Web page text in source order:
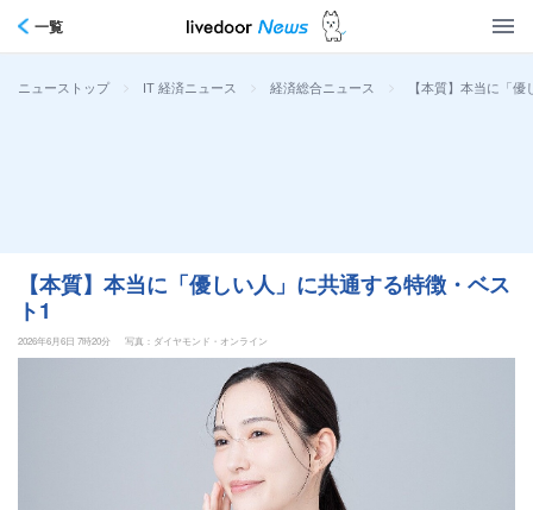
一覧
ニューストップ > IT 経済ニュース > 経済総合ニュース > 【本質】本当に「
【本質】本当に「優しい人」に共通する特徴・ベス
ト1
2026年6月6日 7時20分 写真：ダイヤモンド・オンライン